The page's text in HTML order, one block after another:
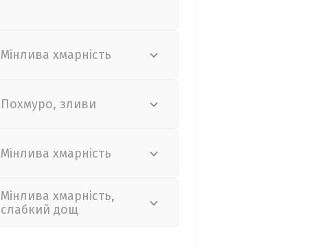
Мінлива хмарність
Похмуро, зливи
Мінлива хмарність
Мінлива хмарність,
слабкий дощ